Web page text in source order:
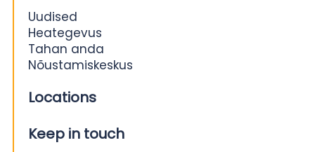
Uudised
Heategevus
Tahan anda
Nõustamiskeskus
Locations
Keep in touch